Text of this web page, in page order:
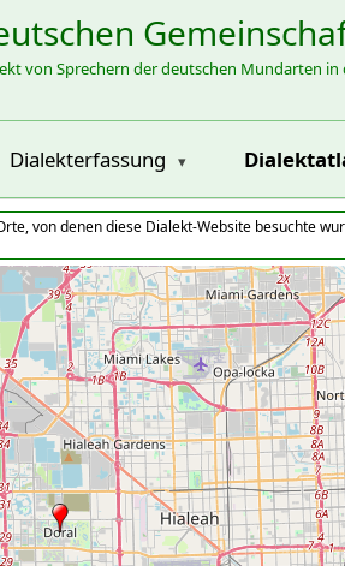
von Sprechern der deutschen Mundarten in
Dialekterfassung
von denen diese Dialekt-Website besuchte